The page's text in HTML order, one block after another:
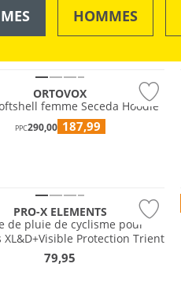
HOMMES
ORTOVOX
femme Seceda Hoodie
PPC290,00 187,99
PRO-X ELEMENTS
de pluie de cyclisme pour
XL&D+Visible Protection Trient
79,95